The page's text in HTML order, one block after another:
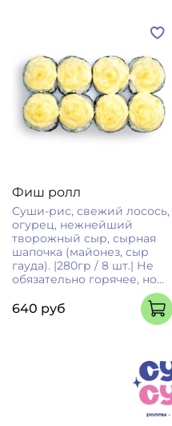
Фиш ролл
Суши-рис, свежий лосось,
огурец, нежнейший
творожный сыр, сырная
шапочка (майонез, сыр
гауда). |280гр / 8 шт.| Не
обязательно горячее, но...
640 руб